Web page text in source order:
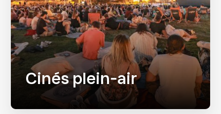
Cinés plein-air